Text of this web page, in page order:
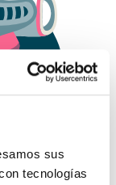
sus
tecnologías